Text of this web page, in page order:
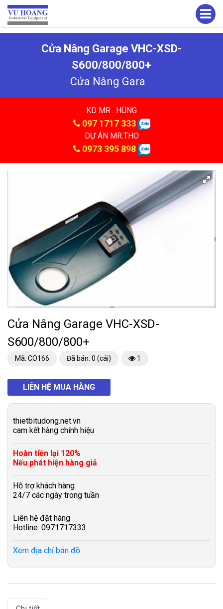
Cửa Nâng Garage VHC-XSD-
S600/800/800+
Cửa Nâng Gara
KD MR . HÙNG
097 1717 333
DỰ ÁN MR.THO
0973 395 898
Cửa Nâng Garage VHC-XSD-
S600/800/800+
Mã: CO166 Đã bán: 0 (cái) 1
LIÊN HỆ MUA HÀNG
thietbitudong.net.vn
cam kết hàng chính hiệu
Hoàn tiền lại 120%
Nếu phát hiện hàng giả
Hỗ trợ khách hàng
24/7 các ngày trong tuần
Liên hệ đặt hàng
Hotline: 0971717333
Xem địa chỉ bản đồ